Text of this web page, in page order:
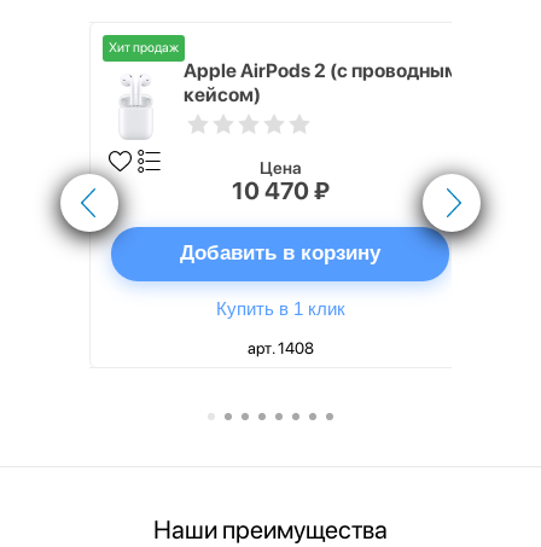
Хит продаж
Apple AirPods 2 (с проводным
кейсом)
Цена
10 470 ₽
Добавить в корзину
Купить в 1 клик
арт. 1408
Наши преимущества